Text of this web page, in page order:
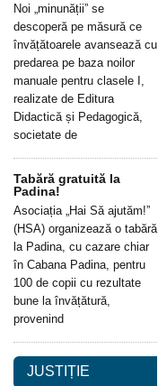
Noi „minunății” se
descoperă pe măsură ce
învățătoarele avansează cu
predarea pe baza noilor
manuale pentru clasele I,
realizate de Editura
Didactică și Pedagogică,
societate de
Tabără gratuită la
Padina!
Asociația „Hai Să ajutăm!”
(HSA) organizează o tabără
la Padina, cu cazare chiar
în Cabana Padina, pentru
100 de copii cu rezultate
bune la învățătură,
provenind
JUSTIȚIE